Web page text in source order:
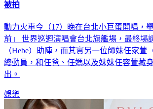
被拍
動力火車今（17）晚在台北小巨蛋開唱，
前」 世界巡迴演唱會台北旗艦場，最終場
（Hebe）助陣，而其實另一位師妹任家萱
總動員，和任爸、任媽以及妹妹任容萱藏
出。
娛樂